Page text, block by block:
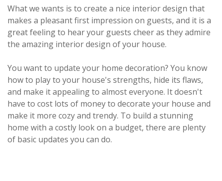
What we wants is to create a nice interior design that
makes a pleasant first impression on guests, and it is a
great feeling to hear your guests cheer as they admire
the amazing interior design of your house.
You want to update your home decoration? You know
how to play to your house's strengths, hide its flaws,
and make it appealing to almost everyone. It doesn't
have to cost lots of money to decorate your house and
make it more cozy and trendy. To build a stunning
home with a costly look on a budget, there are plenty
of basic updates you can do.